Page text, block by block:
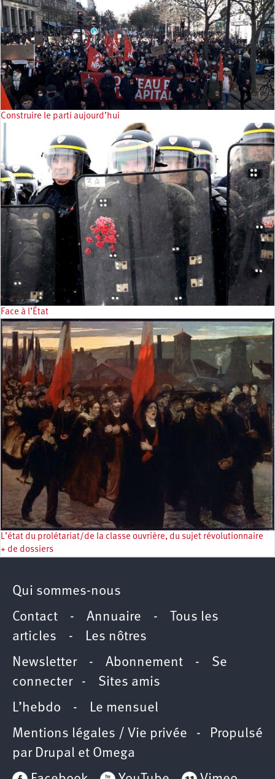
Construire le parti aujourd’hui
Face à l’État
L’état du prolétariat/de la classe ouvrière, du sujet révolutionnaire
+ de dossiers
Qui sommes-nous
Contact - Annuaire -
Tous les
articles - Les nôtres
Newsletter- Abonnement - Se
connecter- Sites amis
L’hebdo - Le mensuel
Mentions légales / Vie privée - Propulsé
par Drupal et Omega